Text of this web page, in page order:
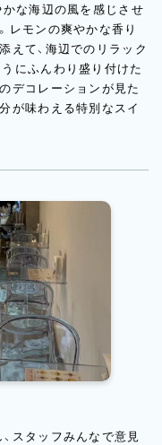
かな海辺の風を感じさせ
レモンの爽やかな香り
えて、海辺でのリラック
にふんわり盛り付けた
デコレーションが見た
が味わえる特別なスイ
スタッフみんなで意見